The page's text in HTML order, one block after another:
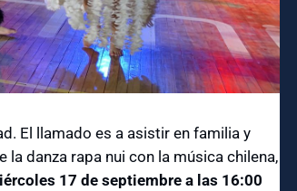
El llamado es a asistir en familia y
danza rapa nui con la música chilena,
17 de septiembre a las 16:00